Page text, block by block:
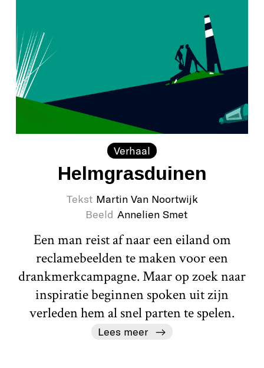
Verhaal
Helmgras​duinen
Tekst Martin Van Noortwijk
Beeld Annelien Smet
Een man reist af naar een eiland om
reclamebeelden te maken voor een
drankmerkcampagne. Maar op zoek naar
inspiratie beginnen spoken uit zijn
verleden hem al snel parten te spelen.
Lees meer